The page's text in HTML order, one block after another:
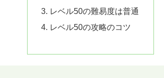
レベル50の難易度は普通
レベル50の攻略のコツ